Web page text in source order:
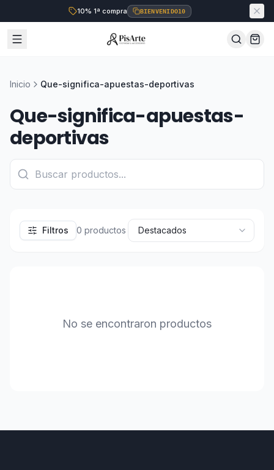
10% 1ª compra BIENVENIDO10
Inicio Que-significa-apuestas-deportivas
Que-significa-apuestas-
deportivas
Filtros 0 productos
No se encontraron productos